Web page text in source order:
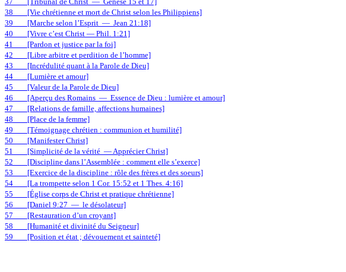
38
[Vie chrétienne et mort de Christ selon les Philippiens]
39
[Marche selon l’Esprit — Jean 21:18]
40
[Vivre c’est Christ — Phil. 1:21]
41
[Pardon et justice par la foi]
42
[Libre arbitre et perdition de l’homme]
43
[Incrédulité quant à la Parole de Dieu]
44
[Lumière et amour]
45
[Valeur de la Parole de Dieu]
46
[Aperçu des Romains — Essence de Dieu : lumière et amour]
47
[Relations de famille, affections humaines]
48
[Place de la femme]
49
[Témoignage chrétien : communion et humilité]
50
[Manifester Christ]
51
[Simplicité de la vérité — Apprécier Christ]
52
[Discipline dans l’Assemblée : comment elle s’exerce]
53
[Exercice de la discipline : rôle des frères et des soeurs]
54
[La trompette selon 1 Cor. 15:52 et 1 Thes. 4:16]
55
[Église corps de Christ et pratique chrétienne]
56
[Daniel 9:27 — le désolateur]
57
[Restauration d’un croyant]
58
[Humanité et divinité du Seigneur]
59
[Position et état ; dévouement et sainteté]